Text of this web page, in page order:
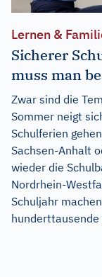
Lernen &
Sicherer
muss man
Zwar sind die
Sommer neigt
Schulferien
Sachsen-Anhalt
wieder die
Nordrhein-
Schuljahr
hunderttausende